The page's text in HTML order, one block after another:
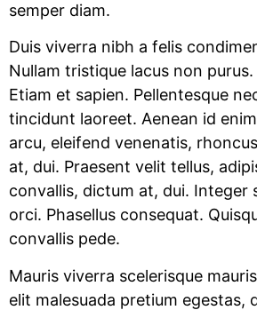
semper diam.
Duis viverra nibh a felis
Nullam tristique lacus non
Etiam et sapien. Pellentesque
tincidunt laoreet. Aenean id
arcu, eleifend venenatis,
at, dui. Praesent velit tellus,
convallis, dictum at, dui. Integer
orci. Phasellus consequat.
convallis pede.
Mauris viverra scelerisque
elit malesuada pretium egestas,